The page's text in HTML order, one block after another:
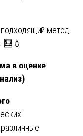
метод
. 🧮💧
в оценке